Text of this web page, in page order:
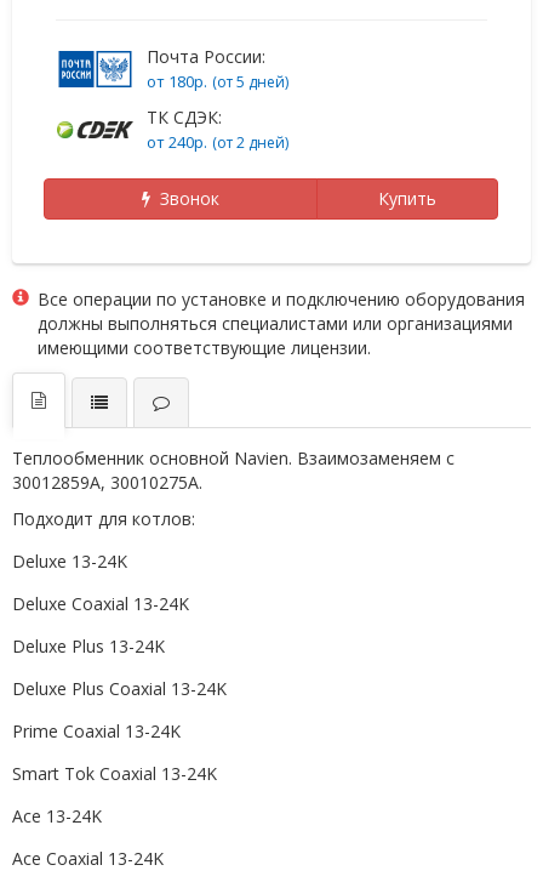
Почта России:
от 180р. (от 5 дней)
ТК СДЭК:
от 240р. (от 2 дней)
Звонок Купить
Все операции по установке и подключению оборудования
должны выполняться специалистами или организациями
имеющими соответствующие лицензии.
Теплообменник основной Navien. Взаимозаменяем с
30012859A, 30010275A.
Подходит для котлов:
Deluxe 13-24K
Deluxe Coaxial 13-24K
Deluxe Plus 13-24K
Deluxe Plus Coaxial 13-24K
Prime Coaxial 13-24K
Smart Tok Coaxial 13-24K
Ace 13-24K
Ace Coaxial 13-24K